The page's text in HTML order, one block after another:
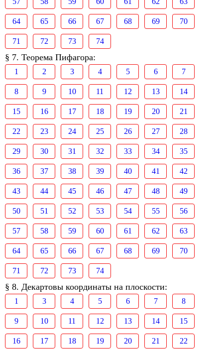
64 65 66 67 68 69 70
71 72 73 74
§ 7. Теорема Пифагора:
1 2 3 4 5 6 7
8 9 10 11 12 13 14
15 16 17 18 19 20 21
22 23 24 25 26 27 28
29 30 31 32 33 34 35
36 37 38 39 40 41 42
43 44 45 46 47 48 49
50 51 52 53 54 55 56
57 58 59 60 61 62 63
64 65 66 67 68 69 70
71 72 73 74
§ 8. Декартовы координаты на плоскости:
1 3 4 5 6 7 8
9 10 11 12 13 14 15
16 17 18 19 20 21 22